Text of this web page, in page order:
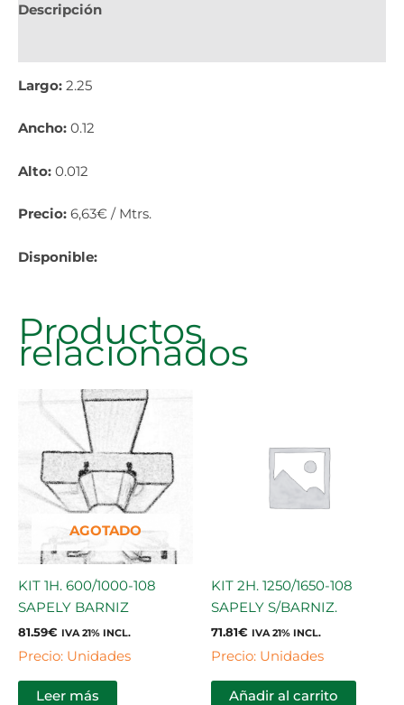
Descripción
Largo: 2.25
Ancho: 0.12
Alto: 0.012
Precio: 6,63€ / Mtrs.
Disponible:
Productos
relacionados
AGOTADO
KIT 1H. 600/1000-108
SAPELY BARNIZ
81.59€ IVA 21% INCL.
Precio: Unidades
Leer más
KIT 2H. 1250/1650-108
SAPELY S/BARNIZ.
71.81€ IVA 21% INCL.
Precio: Unidades
Añadir al carrito